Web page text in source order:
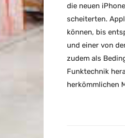
die neuen
scheiterten.
können, bis
und einer von
zudem als
Funktechnik
herkömmlichen